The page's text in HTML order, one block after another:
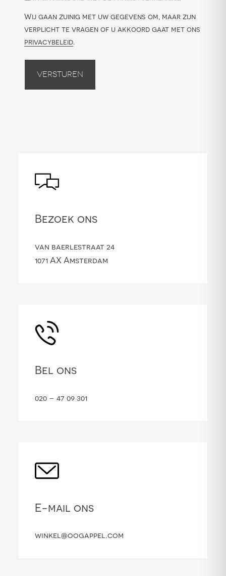
Wij gaan zuinig met uw gegevens om, maar zijn
verplicht te vragen of u akkoord gaat met ons
privacybeleid.
Versturen
Bezoek ons
van baerlestraat 24
1071 AX Amsterdam
Bel ons
020 – 47 09 301
E-mail ons
winkel@oogappel.com